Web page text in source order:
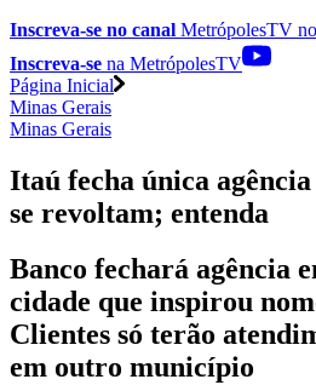
Inscreva-se no canal MetrópolesTV no
Inscreva-se na MetrópolesTV
Página Inicial
Minas Gerais
Minas Gerais
Itaú fecha única
se revoltam; entenda
Banco fechará agência
cidade que inspirou
Clientes só terão
em outro município